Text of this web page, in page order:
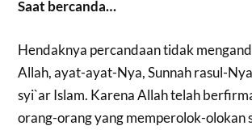
Saat bercanda…
Hendaknya percandaan tidak
Allah, ayat-ayat-Nya, Sunnah rasul-
syi`ar Islam. Karena Allah telah
orang-orang yang memperolok-olokan